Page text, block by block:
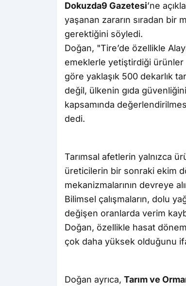
Dokuzda9 Gazetesi’ne
yaşanan zararın sıradan bir
gerektiğini söyledi.
Doğan, "Tire’de özellikle
emeklerle yetiştirdiği
göre yaklaşık 500 dekarlık
değil, ülkenin gıda
kapsamında
dedi.
Tarımsal afetlerin yalnızca
üreticilerin bir sonraki ekim
mekanizmalarının devreye
Bilimsel çalışmaların, dolu
değişen oranlarda verim
Doğan, özellikle hasat
çok daha yüksek olduğunu
Doğan ayrıca, Tarım ve